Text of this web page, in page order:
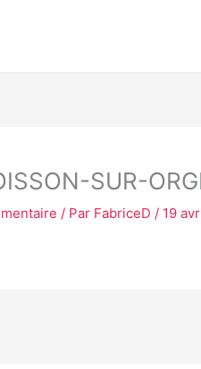
SUR-
/ Par FabriceD / 19